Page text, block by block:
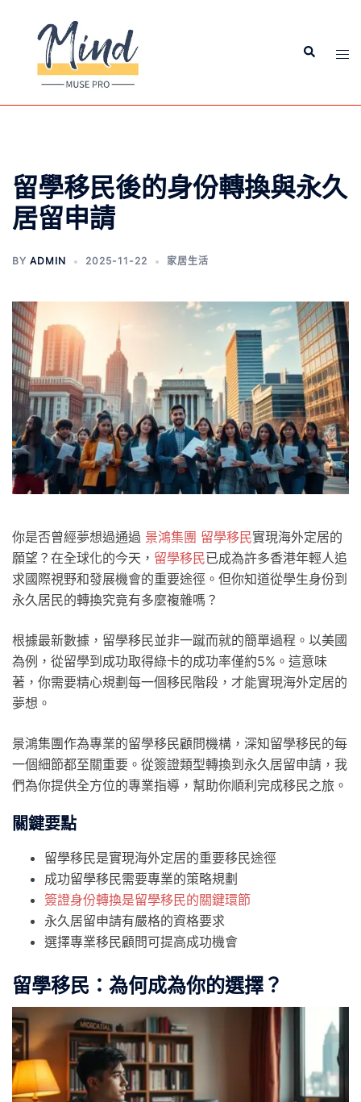
留學移民後的身份轉換與永久
居留申請
BY ADMIN 2025-11-22 家居生活
你是否曾經夢想過通過 景鴻集團 留學移民實現海外定居的
願望？在全球化的今天， 留學移民已成為許多香港年輕人追
求國際視野和發展機會的重要途徑。但你知道從學生身份到
永久居民的轉換究竟有多麼複雜嗎？
根據最新數據，留學移民並非一蹴而就的簡單過程。以美國
為例，從留學到成功取得綠卡的成功率僅約5%。這意味
著，你需要精心規劃每一個移民階段，才能實現海外定居的
夢想。
景鴻集團作為專業的留學移民顧問機構，深知留學移民的每
一個細節都至關重要。從簽證類型轉換到永久居留申請，我
們為你提供全方位的專業指導，幫助你順利完成移民之旅。
關鍵要點
留學移民是實現海外定居的重要移民途徑
成功留學移民需要專業的策略規劃
簽證身份轉換是留學移民的關鍵環節
永久居留申請有嚴格的資格要求
選擇專業移民顧問可提高成功機會
留學移民：為何成為你的選擇？